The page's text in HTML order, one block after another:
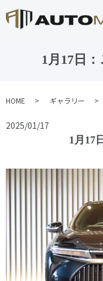
1月17日
HOME ギャラリー
2025/01/17
1月17